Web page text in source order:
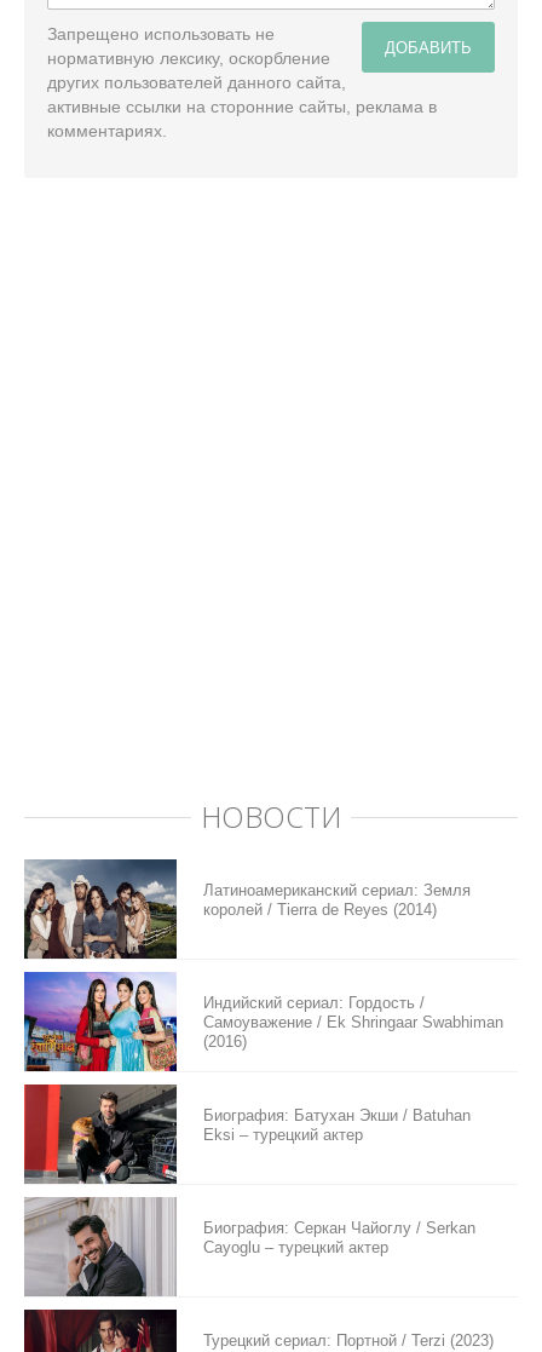
ДОБАВИТЬ
Запрещено использовать не
нормативную лексику, оскорбление
других пользователей данного сайта,
активные ссылки на сторонние сайты, реклама в
комментариях.
НОВОСТИ
Латиноамериканский сериал: Земля
королей / Tierra de Reyes (2014)
Индийский сериал: Гордость /
Самоуважение / Ek Shringaar Swabhiman
(2016)
Биография: Батухан Экши / Batuhan
Eksi – турецкий актер
Биография: Серкан Чайоглу / Serkan
Cayoglu – турецкий актер
Турецкий сериал: Портной / Terzi (2023)